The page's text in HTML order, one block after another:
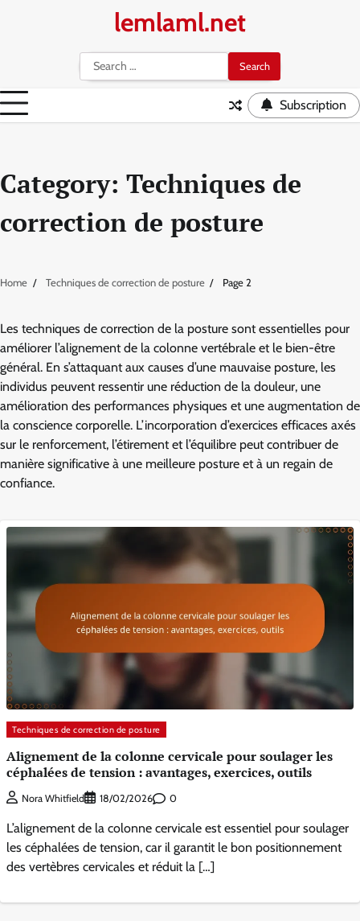
lemlaml.net
Search
for:
Subscription
Category: Techniques de
correction de posture
Home Techniques de correction de posture Page 2
Les techniques de correction de la posture sont essentielles pour
améliorer l’alignement de la colonne vertébrale et le bien-être
général. En s’attaquant aux causes d’une mauvaise posture, les
individus peuvent ressentir une réduction de la douleur, une
amélioration des performances physiques et une augmentation de
la conscience corporelle. L’incorporation d’exercices efficaces axés
sur le renforcement, l’étirement et l’équilibre peut contribuer de
manière significative à une meilleure posture et à un regain de
confiance.
Techniques de correction de posture
Alignement de la colonne cervicale pour soulager les
céphalées de tension : avantages, exercices, outils
Nora Whitfield 18/02/2026 0
L’alignement de la colonne cervicale est essentiel pour soulager
les céphalées de tension, car il garantit le bon positionnement
des vertèbres cervicales et réduit la […]